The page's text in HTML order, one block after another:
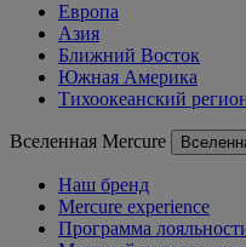
Европа
Азия
Ближний Восток
Южная Америка
Тихоокеанский
Вселенная Mercure
Наш бренд
Mercure experience
Программа